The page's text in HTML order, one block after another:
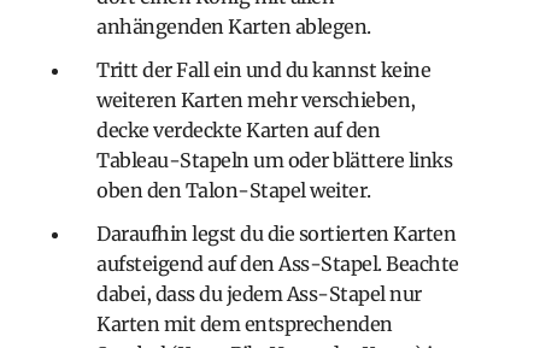
anhängenden Karten ablegen.
Tritt der Fall ein und du kannst keine
weiteren Karten mehr verschieben,
decke verdeckte Karten auf den
Tableau-Stapeln um oder blättere links
oben den Talon-Stapel weiter.
Daraufhin legst du die sortierten Karten
aufsteigend auf den Ass-Stapel. Beachte
dabei, dass du jedem Ass-Stapel nur
Karten mit dem entsprechenden